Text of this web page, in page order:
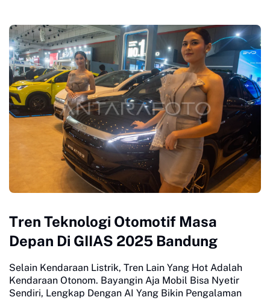
Tren Teknologi Otomotif Masa
Depan Di GIIAS 2025 Bandung
Selain Kendaraan Listrik, Tren Lain Yang Hot Adalah
Kendaraan Otonom. Bayangin Aja Mobil Bisa Nyetir
Sendiri, Lengkap Dengan AI Yang Bikin Pengalaman